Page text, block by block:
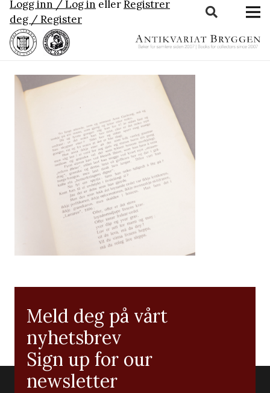
Logg inn / Log in ellerRegistrer
deg / Register
Meld deg på vårt
nyhetsbrev
Sign up for our
newsletter